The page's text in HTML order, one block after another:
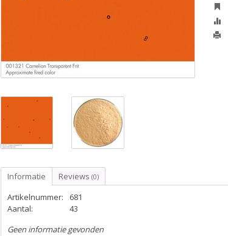
Informatie Reviews (0)
Artikelnummer:
681
Aantal:
43
Geen informatie gevonden